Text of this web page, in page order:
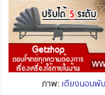
ภาพ: เตียงนอนพั